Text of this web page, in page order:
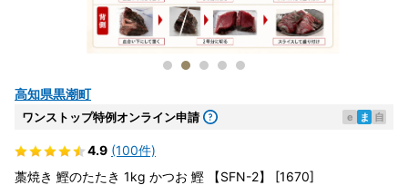
高知県黒潮町
ワンストップ特例オンライン申請 e ま 自
4.9 (100件)
藁焼き 鰹のたたき 1kg かつお 鰹 【SFN-2】 [1670]